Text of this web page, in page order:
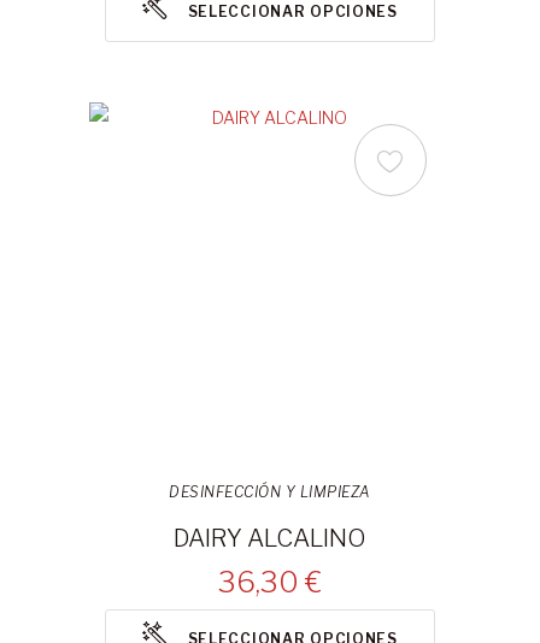
SELECCIONAR OPCIONES
DESINFECCIÓN Y LIMPIEZA
DAIRY ALCALINO
36,30 €
SELECCIONAR OPCIONES